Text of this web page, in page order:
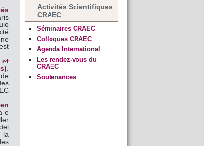
et
.
e
la
Activités Scientifiques
CRAEC
Séminaires CRAEC
Colloques CRAEC
Agenda International
Les rendez-vous du
CRAEC
Soutenances